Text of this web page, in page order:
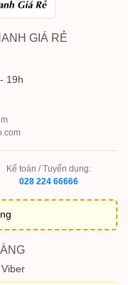
GIÁ RẺ
19h
Kế toán / Tuyển dụng:
028 224 66666